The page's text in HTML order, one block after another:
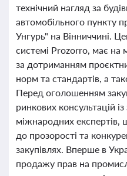
технічний нагляд за
автомобільного пункту
Унгурь" на Вінниччині.
системі Prozorro, має на
за дотриманням
норм та стандартів, а
Перед оголошенням
ринкових консультацій
міжнародних експертів,
до прозорості та
закупівлях. Вперше в
продажу прав на